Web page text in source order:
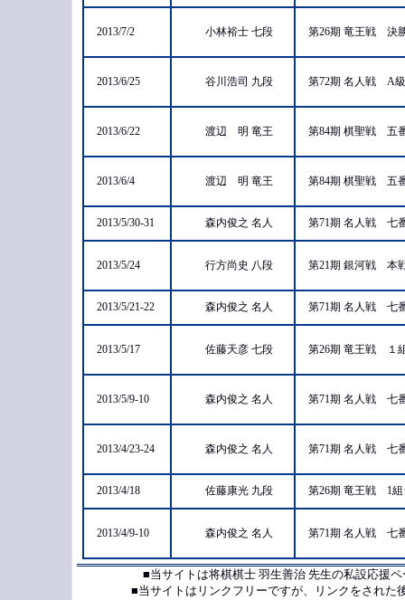
2013/7/2 小林裕士 七段 第26期 竜王戦 決
2013/6/25 谷川浩司 九段 第72期 名人戦 A
2013/6/22 渡辺 明 竜王 第84期 棋聖戦 五
2013/6/4 渡辺 明 竜王 第84期 棋聖戦 五
2013/5/30-31 森内俊之 名人 第71期 名人戦 七
2013/5/24 行方尚史 八段 第21期 銀河戦 本
2013/5/21-22 森内俊之 名人 第71期 名人戦 七
2013/5/17 佐藤天彦 七段 第26期 竜王戦 １
2013/5/9-10 森内俊之 名人 第71期 名人戦 七
2013/4/23-24 森内俊之 名人 第71期 名人戦 七
2013/4/18 佐藤康光 九段 第26期 竜王戦 1
2013/4/9-10 森内俊之 名人 第71期 名人戦 七
■当サイトは将棋棋士 羽生善治 先生の私設応援
■当サイトはリンクフリーですが、リンクをされた